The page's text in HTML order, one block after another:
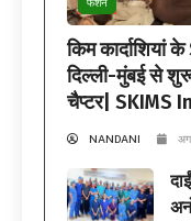
किम कार्दाशियां
दिल्ली-मुंबई से
चैप्टर| SKIMS
NANDANI